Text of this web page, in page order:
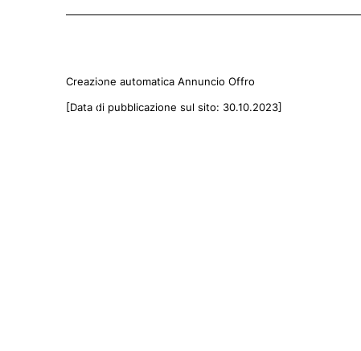
Creazione automatica Annuncio Offro
[Data di pubblicazione sul sito: 30.10.2023]